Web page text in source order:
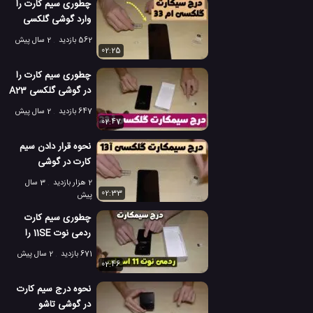
چطوری سیم کارت را
وارد گوشی گلکسی
M33 سامسونگ
562 بازدید
2 سال پیش
02:25
چطوری سیم کارت را
در گوشی گلکسی A23
سامسونگ قرار دهیم؟
647 بازدید
2 سال پیش
02:47
نحوه قرار دادن سیم
کارت در گوشی
سامسونگ گلکسی آ
13
2 هزار بازدید
3 سال
پیش
02:33
چطوری سیم کارت
ردمی نوت 11SE را
وارد گوشی کنیم؟
671 بازدید
2 سال پیش
02:46
نحوه درج سیم کارت
در گوشی تاشو